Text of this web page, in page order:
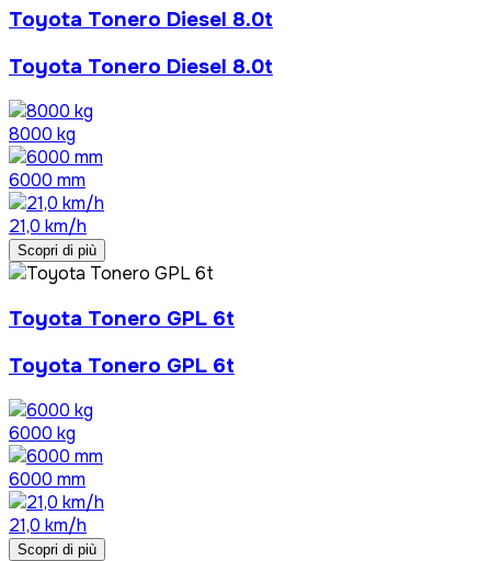
Toyota Tonero Diesel 8.0t
Toyota Tonero Diesel 8.0t
8000 kg
6000 mm
21,0 km/h
Scopri di più
Toyota Tonero GPL 6t
Toyota Tonero GPL 6t
6000 kg
6000 mm
21,0 km/h
Scopri di più